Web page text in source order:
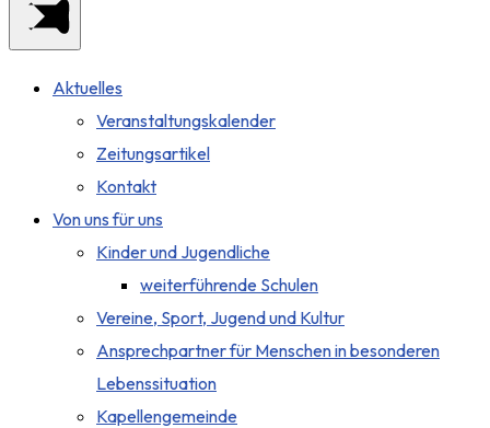
Aktuelles
Veranstaltungskalender
Zeitungsartikel
Kontakt
Von uns für uns
Kinder und Jugendliche
weiterführende Schulen
Vereine, Sport, Jugend und Kultur
Ansprechpartner für Menschen in besonderen
Lebenssituation
Kapellengemeinde